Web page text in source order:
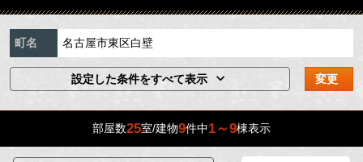
町名 名古屋市東区白壁
設定した条件をすべて表示 変更
部屋数25室/建物9件中1～9棟表示